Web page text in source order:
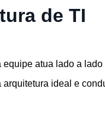
de TI
atua lado a
ideal e